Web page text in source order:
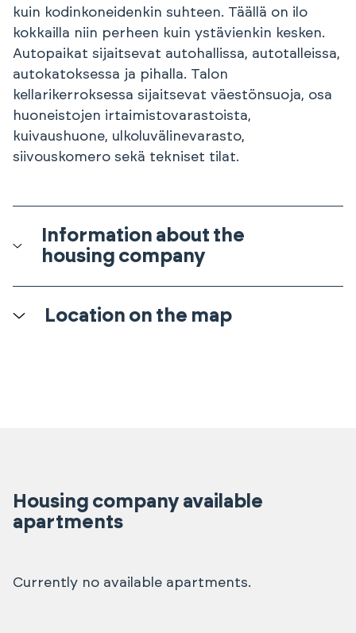
kuin kodinkoneidenkin suhteen. Täällä on ilo
kokkailla niin perheen kuin ystävienkin kesken.
Autopaikat sijaitsevat autohallissa, autotalleissa,
autokatoksessa ja pihalla. Talon
kellarikerroksessa sijaitsevat väestönsuoja, osa
huoneistojen irtaimistovarastoista,
kuivaushuone, ulkoluvälinevarasto,
siivouskomero sekä tekniset tilat.
Information about the
housing company
Location on the map
Housing company available
apartments
Currently no available apartments.